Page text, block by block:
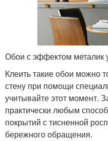
Обои с эффектом металик
Клеить такие обои можно
стену при помощи
учитывайте этот момент.
практически любым
покрытий с тисненной
бережного обращения.